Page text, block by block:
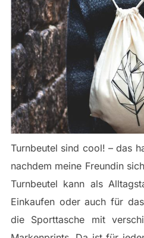
Turnbeutel sind cool! – das
nachdem meine Freundin
Turnbeutel kann als
Einkaufen oder auch für
die Sporttasche mit